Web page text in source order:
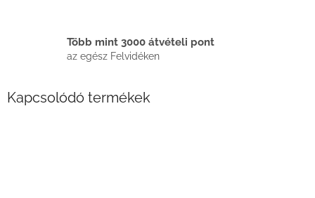
Több mint 3000 átvételi pont
az egész Felvidéken
Kapcsolódó termékek